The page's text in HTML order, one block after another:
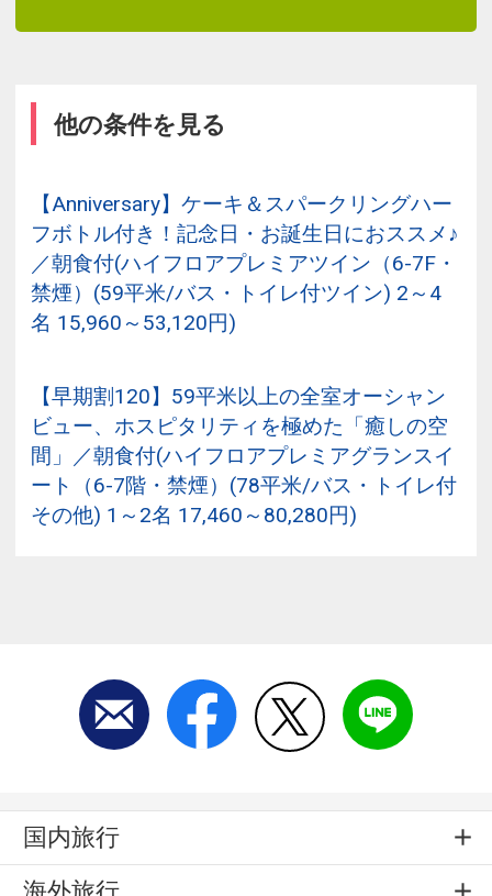
他の条件を見る
【Anniversary】ケーキ＆スパークリングハー
フボトル付き！記念日・お誕生日におススメ♪
／朝食付(ハイフロアプレミアツイン（6-7F・
禁煙）(59平米/バス・トイレ付ツイン) 2～4
名 15,960～53,120円)
【早期割120】59平米以上の全室オーシャン
ビュー、ホスピタリティを極めた「癒しの空
間」／朝食付(ハイフロアプレミアグランスイ
ート（6-7階・禁煙）(78平米/バス・トイレ付
その他) 1～2名 17,460～80,280円)
国内旅行